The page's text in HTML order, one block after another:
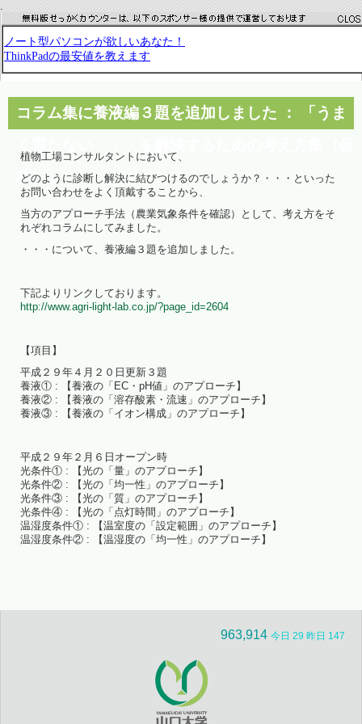
.
コラム集に養液編３題を追加しました ： 「うま
称）」
植物工場コンサルタントにおいて、
どのように診断し解決に結びつけるのでしょうか？・・・といった
お問い合わせをよく頂戴することから、
当方のアプローチ手法（農業気象条件を確認）として、考え方をそ
れぞれコラムにしてみました。
・・・について、養液編３題を追加しました。
下記よりリンクしております。
http://www.agri-light-lab.co.jp/?page_id=2604
【項目】
平成２９年４月２０日更新３題
養液① : 【養液の「EC・pH値」のアプローチ】
養液② : 【養液の「溶存酸素・流速」のアプローチ】
養液③ : 【養液の「イオン構成」のアプローチ】
平成２９年２月６日オープン時
光条件① : 【光の「量」のアプローチ】
光条件② : 【光の「均一性」のアプローチ】
光条件③ : 【光の「質」のアプローチ】
光条件④ : 【光の「点灯時間」のアプローチ】
温湿度条件① : 【温室度の「設定範囲」のアプローチ】
温湿度条件② : 【温湿度の「均一性」のアプローチ】
963,914 今日 29 昨日 147